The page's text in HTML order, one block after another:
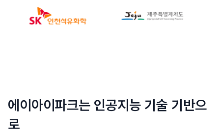
에이아이파크는 인공지능 기술 기반으
로